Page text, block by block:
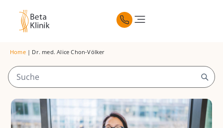
Home| Dr. med. Alice Chon-Völker